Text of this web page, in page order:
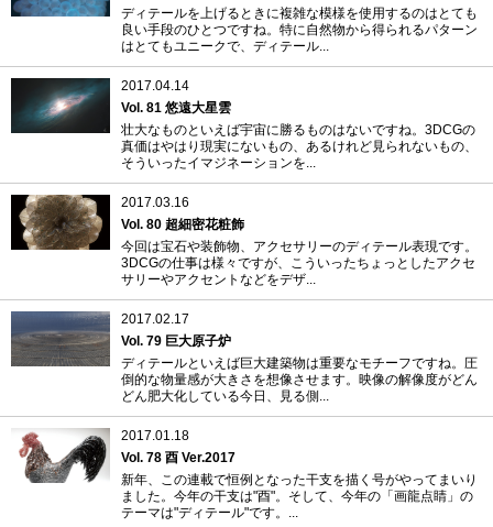
ディテールを上げるときに複雑な模様を使用するのはとても
良い手段のひとつですね。特に自然物から得られるパターン
はとてもユニークで、ディテール...
2017.04.14
Vol. 81 悠遠大星雲
壮大なものといえば宇宙に勝るものはないですね。3DCGの
真価はやはり現実にないもの、あるけれど見られないもの、
そういったイマジネーションを...
2017.03.16
Vol. 80 超細密花粧飾
今回は宝石や装飾物、アクセサリーのディテール表現です。
3DCGの仕事は様々ですが、こういったちょっとしたアクセ
サリーやアクセントなどをデザ...
2017.02.17
Vol. 79 巨大原子炉
ディテールといえば巨大建築物は重要なモチーフですね。圧
倒的な物量感が大きさを想像させます。映像の解像度がどん
どん肥大化している今日、見る側...
2017.01.18
Vol. 78 酉 Ver.2017
新年、この連載で恒例となった干支を描く号がやってまいり
ました。今年の干支は"酉"。そして、今年の「画龍点睛」の
テーマは"ディテール"です。...